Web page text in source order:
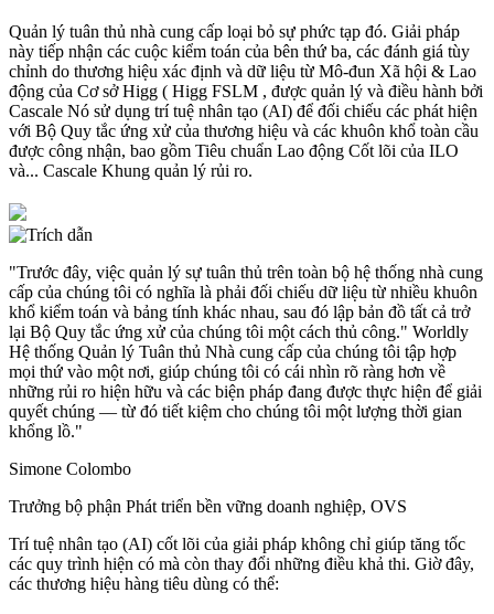
Quản lý tuân thủ nhà cung cấp loại bỏ sự phức tạp đó. Giải pháp
này tiếp nhận các cuộc kiểm toán của bên thứ ba, các đánh giá tùy
chỉnh do thương hiệu xác định và dữ liệu từ Mô-đun Xã hội & Lao
động của Cơ sở Higg ( Higg FSLM , được quản lý và điều hành bởi
Cascale Nó sử dụng trí tuệ nhân tạo (AI) để đối chiếu các phát hiện
với Bộ Quy tắc ứng xử của thương hiệu và các khuôn khổ toàn cầu
được công nhận, bao gồm Tiêu chuẩn Lao động Cốt lõi của ILO
và... Cascale Khung quản lý rủi ro.
"Trước đây, việc quản lý sự tuân thủ trên toàn bộ hệ thống nhà cung
cấp của chúng tôi có nghĩa là phải đối chiếu dữ liệu từ nhiều khuôn
khổ kiểm toán và bảng tính khác nhau, sau đó lập bản đồ tất cả trở
lại Bộ Quy tắc ứng xử của chúng tôi một cách thủ công." Worldly
Hệ thống Quản lý Tuân thủ Nhà cung cấp của chúng tôi tập hợp
mọi thứ vào một nơi, giúp chúng tôi có cái nhìn rõ ràng hơn về
những rủi ro hiện hữu và các biện pháp đang được thực hiện để giải
quyết chúng — từ đó tiết kiệm cho chúng tôi một lượng thời gian
khổng lồ."
Simone Colombo
Trưởng bộ phận Phát triển bền vững doanh nghiệp, OVS
Trí tuệ nhân tạo (AI) cốt lõi của giải pháp không chỉ giúp tăng tốc
các quy trình hiện có mà còn thay đổi những điều khả thi. Giờ đây,
các thương hiệu hàng tiêu dùng có thể: